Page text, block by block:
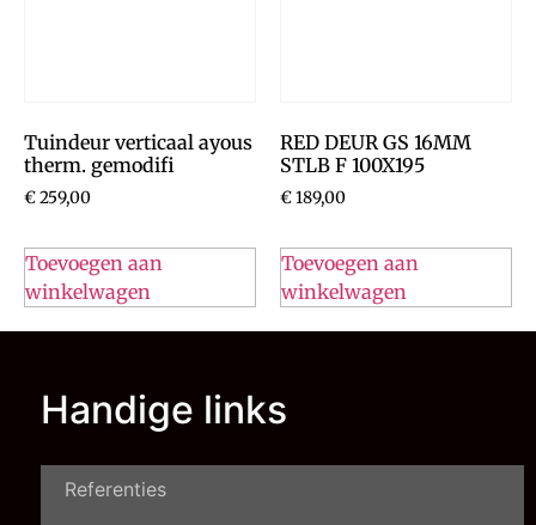
Tuindeur verticaal ayous
therm. gemodifi
€259,00
Toevoegen aan
winkelwagen
RED DEUR GS 16MM
STLB F 100X195
€189,00
Toevoegen aan
winkelwagen
Handige links
Referenties